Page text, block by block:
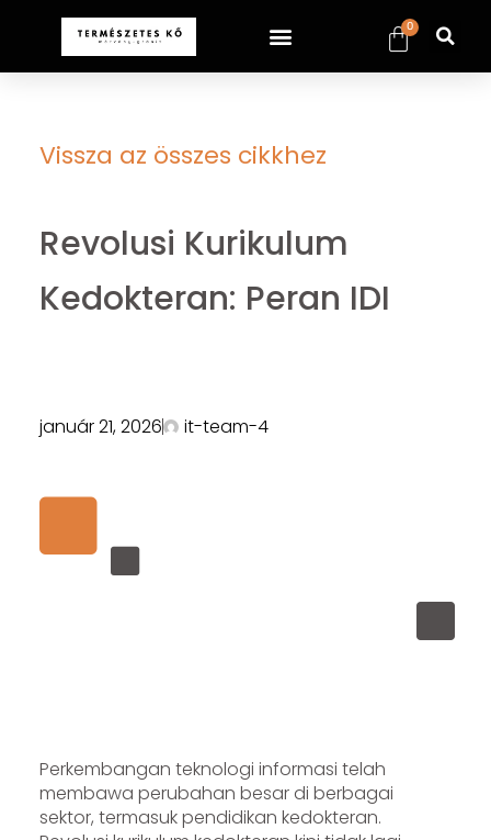
0
Vissza az összes cikkhez
Revolusi Kurikulum
Kedokteran: Peran IDI
január 21, 2026 it-team-4
Perkembangan teknologi informasi telah
membawa perubahan besar di berbagai
sektor, termasuk pendidikan kedokteran.